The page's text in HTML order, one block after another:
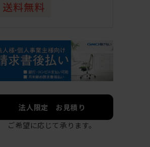
法人限定 お見積り
ご希望に応じて承ります。